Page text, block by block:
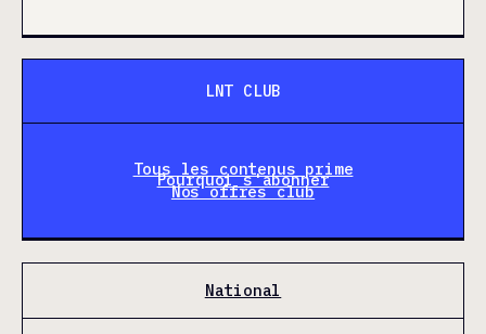
LNT CLUB
Tous les contenus prime
Pourquoi s'abonner
Nos offres club
National